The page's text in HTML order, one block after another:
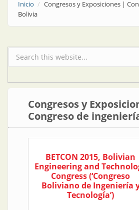
Inicio
Congresos y Exposiciones |
Bolivia
Formulario de búsqueda
Congresos y
Congreso de
BETCON 2015, Bolivian
Engineering and
Congress (‘Congreso
Boliviano de Ingeniería
Tecnología’)